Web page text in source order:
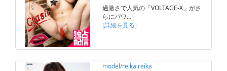
過激さで人気の「VOLTAGE-X」がさ
らにパワ…
[詳細を見る]
model/reika reika